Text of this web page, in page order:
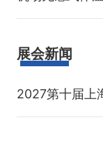
展会新闻
2027第十届上海